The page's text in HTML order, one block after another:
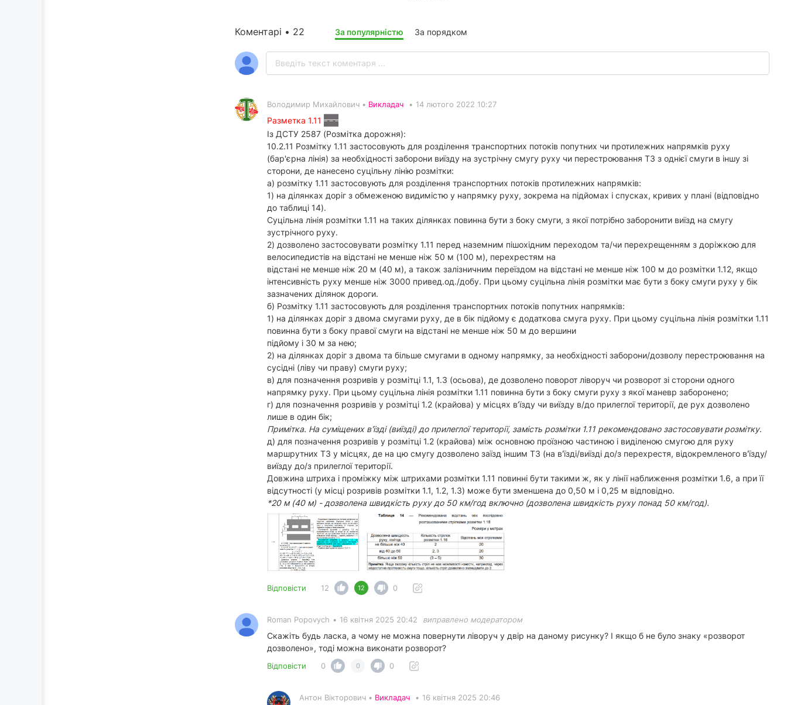
Коментарі • 22 За популярністю За порядком
Володимир Михайлович • Викладач • 14 лютого 2022 10:27
Разметка 1.11
Із ДСТУ 2587 (Розмітка дорожня):
10.2.11 Розмітку 1.11 застосовують для розділення транспортних потоків попутних чи протилежних напрямків руху
(бар'єрна лінія) за необхідності заборони виїзду на зустрічну смугу руху чи перестроювання ТЗ з однієї смуги в іншу зі
сторони, де нанесено суцільну лінію розмітки:
а) розмітку 1.11 застосовують для розділення транспортних потоків протилежних напрямків:
1) на ділянках доріг з обмеженою видимістю у напрямку руху, зокрема на підйомах і спусках, кривих у плані (відповідно
до таблиці 14).
Суцільна лінія розмітки 1.11 на таких ділянках повинна бути з боку смуги, з якої потрібно заборонити виїзд на смугу
зустрічного руху.
2) дозволено застосовувати розмітку 1.11 перед наземним пішохідним переходом та/чи перехрещенням з доріжкою для
велосипедистів на відстані не менше ніж 50 м (100 м), перехрестям на
відстані не менше ніж 20 м (40 м), а також залізничним переїздом на відстані не менше ніж 100 м до розмітки 1.12, якщо
інтенсивність руху менше ніж 3000 привед.од./добу. При цьому суцільна лінія розмітки має бути з боку смуги руху у бік
зазначених ділянок дороги.
б) Розмітку 1.11 застосовують для розділення транспортних потоків попутних напрямків:
1) на ділянках доріг з двома смугами руху, де в бік підйому є додаткова смуга руху. При цьому суцільна лінія розмітки 1.11
повинна бути з боку правої смуги на відстані не менше ніж 50 м до вершини
підйому і 30 м за нею;
2) на ділянках доріг з двома та більше смугами в одному напрямку, за необхідності заборони/дозволу перестроювання на
сусідні (ліву чи праву) смуги руху;
в) для позначення розривів у розмітці 1.1, 1.3 (осьова), де дозволено поворот ліворуч чи розворот зі сторони одного
напрямку руху. При цьому суцільна лінія розмітки 1.11 повинна бути з боку смуги руху з якої маневр заборонено;
г) для позначення розривів у розмітці 1.2 (крайова) у місцях в’їзду чи виїзду в/до прилеглої території, де рух дозволено
лише в один бік;
Примітка. На суміщених в'їзді (виїзді) до прилеглої території, замість розмітки 1.11 рекомендовано застосовувати розмітку.
д) для позначення розривів у розмітці 1.2 (крайова) між основною проїзною частиною і виділеною смугою для руху
маршрутних ТЗ у місцях, де на цю смугу дозволено заїзд іншим ТЗ (на в'їзді/виїзді до/з перехрестя, відокремленого в'їзду/
виїзду до/з прилеглої території.
Довжина штриха і проміжку між штрихами розмітки 1.11 повинні бути такими ж, як у лінії наближення розмітки 1.6, а при її
відсутності (у місці розривів розмітки 1.1, 1.2, 1.3) може бути зменшена до 0,50 м і 0,25 м відповідно.
*20 м (40 м) - дозволена швидкість руху до 50 км/год включно (дозволена швидкість руху понад 50 км/год).
Відповісти 12 12 0
Roman Popovych • 16 квітня 2025 20:42 виправлено модератором
Скажіть будь ласка, а чому не можна повернути ліворуч у двір на даному рисунку? І якщо б не було знаку «розворот
дозволено», тоді можна виконати розворот?
Відповісти 0 0 0
Антон Вікторович • Викладач • 16 квітня 2025 20:46